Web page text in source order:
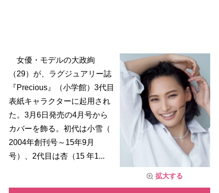
拡大する
女優・モデルの大政絢
（29）が、ラグジュアリー誌
『Precious』（小学館）3代目
表紙キャラクターに起用され
た。3月6日発売の4月号から
カバーを飾る。初代は小雪（
2004年創刊号～15年9月
号）、2代目は杏（15 年1...